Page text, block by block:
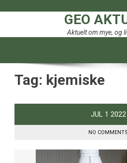
GEO
Aktuelt om mye, og
Tag: kjemiske
JUL 1 2022
NO COMMENTS